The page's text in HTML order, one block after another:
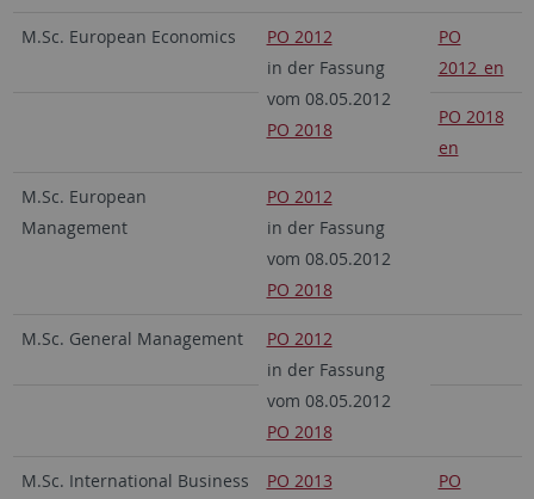
M.Sc. European Economics
PO 2012
in der Fassung
vom 08.05.2012
PO 2018
PO
2012_en
PO 2018
en
M.Sc. European
Management
PO 2012
in der Fassung
vom 08.05.2012
PO 2018
M.Sc. General Management
PO 2012
in der Fassung
vom 08.05.2012
PO 2018
M.Sc. International Business
PO 2013
PO